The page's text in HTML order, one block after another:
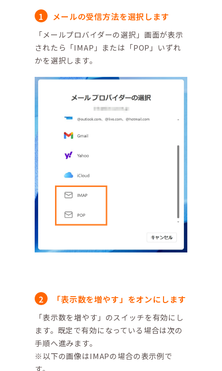
メールの受信方法を選択します
「メールプロバイダーの選択」画面が表示
されたら「IMAP」または「POP」いずれ
かを選択します。
「表示数を増やす」をオンにします
「表示数を増やす」のスイッチを有効にし
ます。既定で有効になっている場合は次の
手順へ進みます。
※以下の画像はIMAPの場合の表示例で
す。